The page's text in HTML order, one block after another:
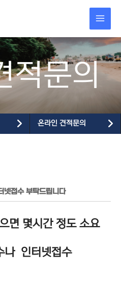
적문의
온라인 견적문의
넷접수 부탁드립니다
면 몇시간 정도 소요
나 인터넷접수